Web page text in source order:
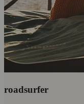
roadsurfer